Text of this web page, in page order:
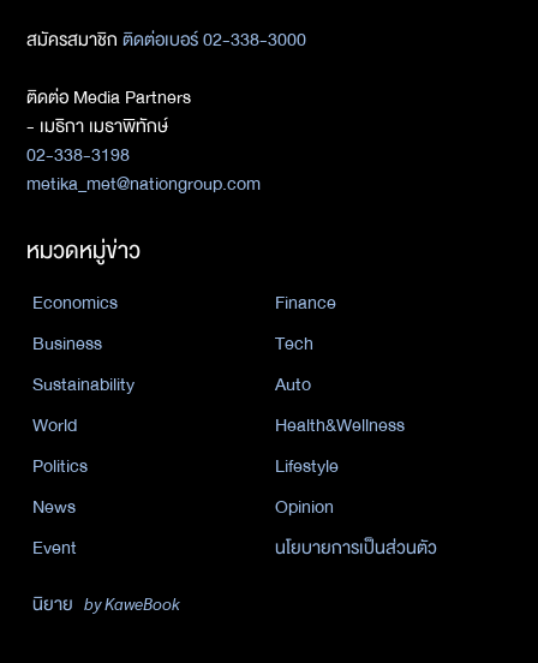
สมัครสมาชิกติดต่อเบอร์ 02-338-3000
ติดต่อ Media Partners
- เมธิกา เมธาพิทักษ์
02-338-3198
metika_met@nationgroup.com
หมวดหมู่ข่าว
Economics
Finance
Business
Tech
Sustainability
Auto
World
Health&Wellness
Politics
Lifestyle
News
Opinion
Event
นโยบายการเป็นส่วนตัว
นิยาย by KaweBook